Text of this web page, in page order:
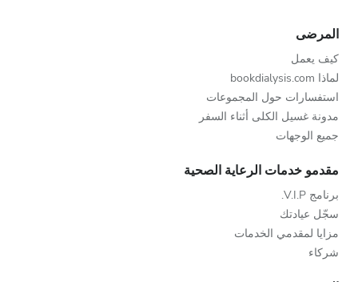
المرضى
كيف يعمل
لماذا bookdialysis.com
استفسارات حول المجموعات
مدونة غسيل الكلى أثناء السفر
جميع الوجهات
مقدمو خدمات الرعاية الصحية
برنامج V.I.P.
سجّل عيادتك
مزايا لمقدمي الخدمات
شركاء